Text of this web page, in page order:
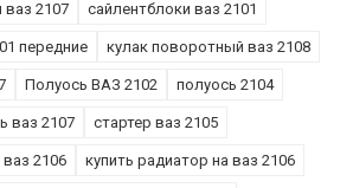
2107 сайлентблоки ваз 2101
передние кулак поворотный ваз 2108
Полуось ВАЗ 2102 полуось 2104
ваз 2107 стартер ваз 2105
2106 купить радиатор на ваз 2106